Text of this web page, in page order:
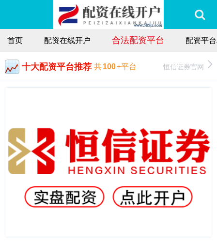
首页 配资在线开户 合法配资平台 配资平
十大配资平台推荐 共100+平台 恒信证券官网